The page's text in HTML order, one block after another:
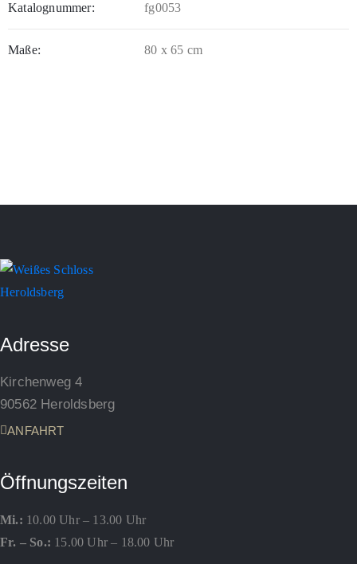
Katalognummer: fg0053
Maße: 80 x 65 cm
Adresse
Kirchenweg 4
90562 Heroldsberg
ANFAHRT
Öffnungszeiten
Mi.: 10.00 Uhr – 13.00 Uhr
Fr. – So.: 15.00 Uhr – 18.00 Uhr